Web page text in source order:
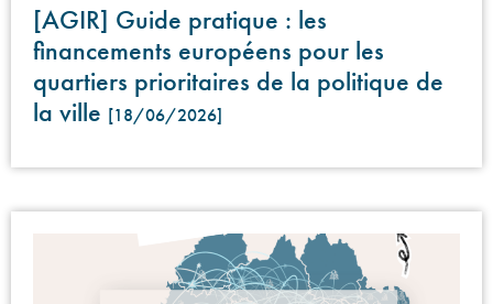
[AGIR] Guide pratique : les
financements européens pour les
quartiers prioritaires de la politique de
la ville [18/06/2026]